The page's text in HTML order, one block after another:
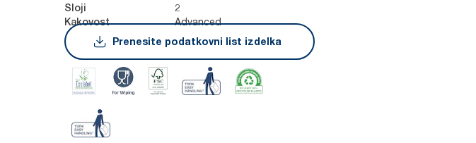
Sloji 2
Kakovost
Advanced
Prenesite podatkovni list izdelka